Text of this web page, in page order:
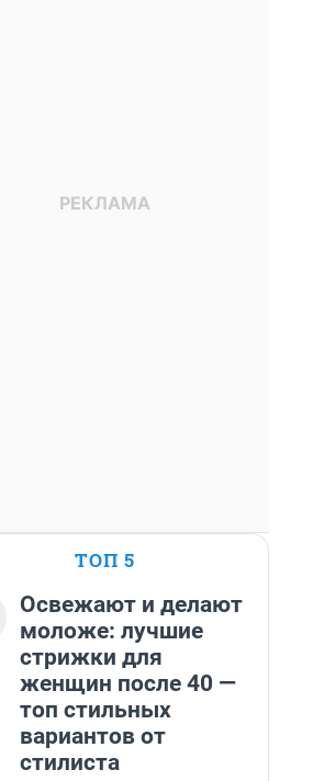
ТОП 5
Освежают и делают
моложе: лучшие
стрижки для
женщин после 40 —
топ стильных
вариантов от
стилиста